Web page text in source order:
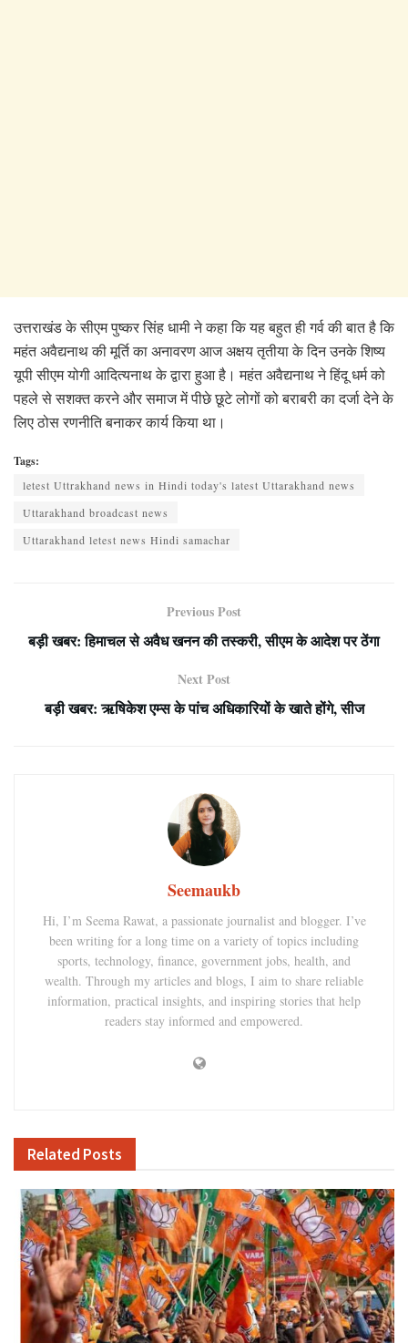
उत्तराखंड के सीएम पुष्कर सिंह धामी ने कहा कि यह बहुत ही गर्व की बात है कि
महंत अवैद्यनाथ की मूर्ति का अनावरण आज अक्षय तृतीया के दिन उनके शिष्य
यूपी सीएम योगी आदित्यनाथ के द्वारा हुआ है। महंत अवैद्यनाथ ने हिंदू धर्म को
पहले से सशक्त करने और समाज में पीछे छूटे लोगों को बराबरी का दर्जा देने के
लिए ठोस रणनीति बनाकर कार्य किया था।
Tags:
letest Uttrakhand news in Hindi today's latest Uttarakhand news
Uttarakhand broadcast news
Uttarakhand letest news Hindi samachar
Previous Post
बड़ी खबर: हिमाचल से अवैध खनन की तस्करी, सीएम के आदेश पर ठेंगा
Next Post
बड़ी खबर: ऋषिकेश एम्स के पांच अधिकारियों के खाते होंगे, सीज
Seemaukb
Hi, I’m Seema Rawat, a passionate journalist and blogger. I’ve
been writing for a long time on a variety of topics including
sports, technology, finance, government jobs, health, and
wealth. Through my articles and blogs, I aim to share reliable
information, practical insights, and inspiring stories that help
readers stay informed and empowered.
Related Posts